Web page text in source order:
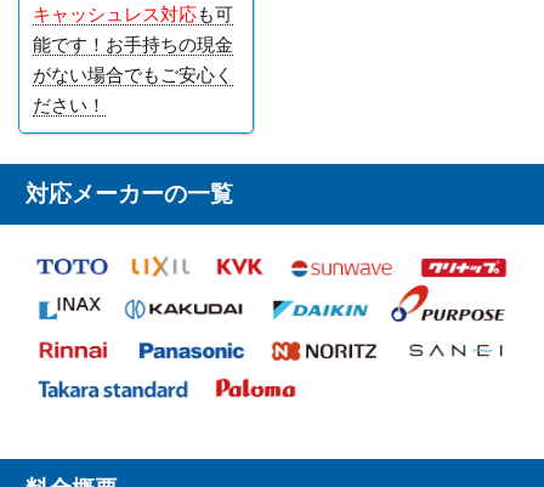
キャッシュレス対応も可
能です！お手持ちの現金
がない場合でもご安心く
ださい！
対応メーカーの一覧